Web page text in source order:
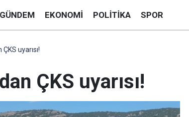
GÜNDEM EKONOMI POLITIKA SPOR
uyarısı!
ÇKS uyarısı!